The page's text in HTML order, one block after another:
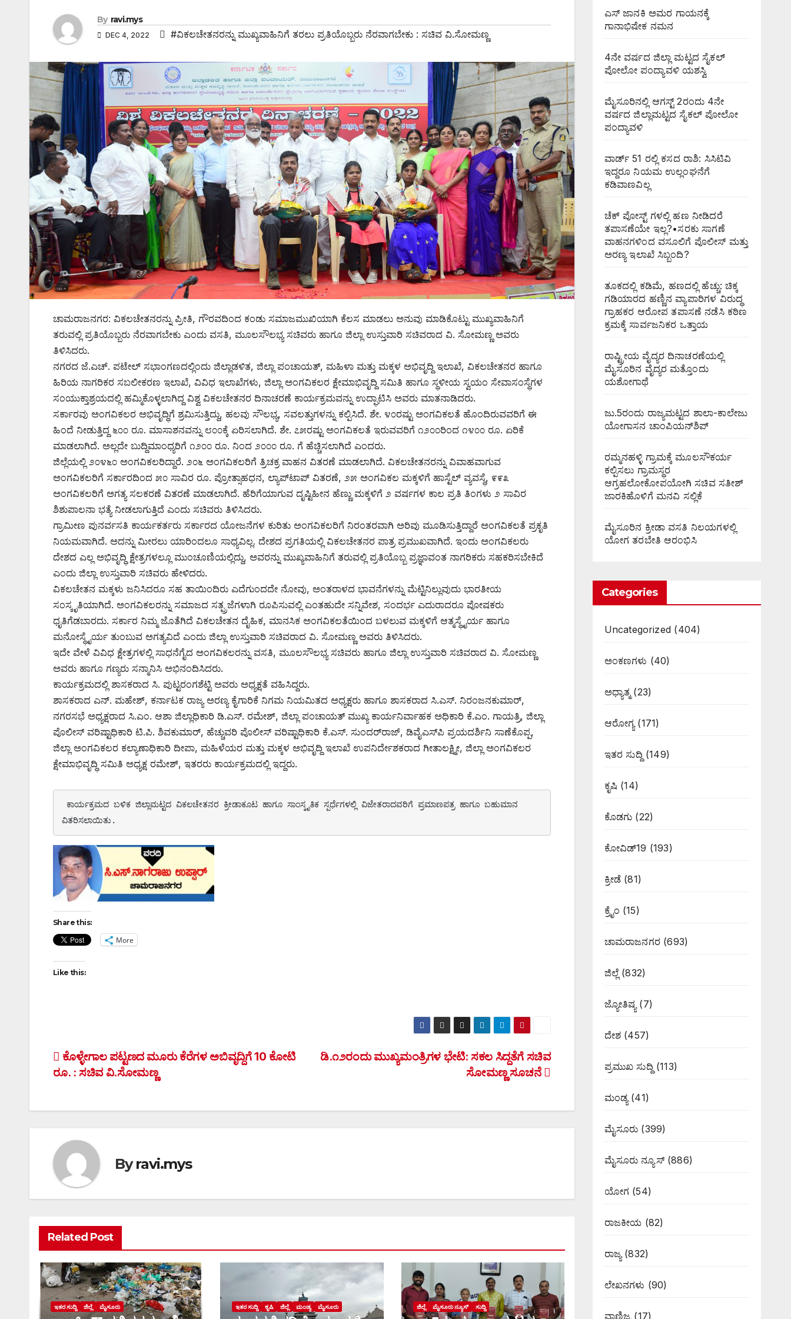
By ravi.mys
DEC 4, 2022 #ವಿಕಲಚೇತನರನ್ನು ಮುಖ್ಯವಾಹಿನಿಗೆ ತರಲು ಪ್ರತಿಯೊಬ್ಬರು ನೆರವಾಗಬೇಕು : ಸಚಿವ ವಿ.ಸೋಮಣ್ಣ
ಚಾಮರಾಜನಗರ: ವಿಕಲಚೇತನರನ್ನು ಪ್ರೀತಿ, ಗೌರವದಿಂದ ಕಂಡು ಸಮಾಜಮುಖಿಯಾಗಿ ಕೆಲಸ ಮಾಡಲು ಅನುವು ಮಾಡಿಕೊಟ್ಟು ಮುಖ್ಯವಾಹಿನಿಗೆ
ತರುವಲ್ಲಿ ಪ್ರತಿಯೊಬ್ಬರು ನೆರವಾಗಬೇಕು ಎಂದು ವಸತಿ, ಮೂಲಸೌಲಭ್ಯ ಸಚಿವರು ಹಾಗೂ ಜಿಲ್ಲಾ ಉಸ್ತುವಾರಿ ಸಚಿವರಾದ ವಿ. ಸೋಮಣ್ಣ ಅವರು
ತಿಳಿಸಿದರು.
ನಗರದ ಜೆ.ಎಚ್. ಪಟೇಲ್ ಸಭಾಂಗಣದಲ್ಲಿಂದು ಜಿಲ್ಲಾಡಳಿತ, ಜಿಲ್ಲಾ ಪಂಚಾಯತ್, ಮಹಿಳಾ ಮತ್ತು ಮಕ್ಕಳ ಅಭಿವೃದ್ದಿ ಇಲಾಖೆ, ವಿಕಲಚೇತನರ ಹಾಗೂ
ಹಿರಿಯ ನಾಗರಿಕರ ಸಬಲೀಕರಣ ಇಲಾಖೆ, ವಿವಿಧ ಇಲಾಖೆಗಳು, ಜಿಲ್ಲಾ ಅಂಗವಿಕಲರ ಕ್ಷೇಮಾಭಿವೃದ್ದಿ ಸಮಿತಿ ಹಾಗೂ ಸ್ಥಳೀಯ ಸ್ವಯಂ ಸೇವಾಸಂಸ್ಥೆಗಳ
ಸಂಯುಕ್ತಾಶ್ರಯದಲ್ಲಿ ಹಮ್ಮಿಕೊಳ್ಳಲಾಗಿದ್ದ ವಿಶ್ವ ವಿಕಲಚೇತನರ ದಿನಾಚರಣೆ ಕಾರ್ಯಕ್ರಮವನ್ನು ಉದ್ಘಾಟಿಸಿ ಅವರು ಮಾತನಾಡಿದರು.
ಸರ್ಕಾರವು ಅಂಗವಿಕಲರ ಅಭಿವೃದ್ಧಿಗೆ ಶ್ರಮಿಸುತ್ತಿದ್ದು, ಹಲವು ಸೌಲಭ್ಯ, ಸವಲತ್ತುಗಳನ್ನು ಕಲ್ಪಿಸಿದೆ. ಶೇ. ೪೦ರಷ್ಟು ಅಂಗವಿಕಲತೆ ಹೊಂದಿರುವವರಿಗೆ ಈ
ಹಿಂದೆ ನೀಡುತ್ತಿದ್ದ ೬೦೦ ರೂ. ಮಾಸಾಶನವನ್ನು ೮೦೦ಕ್ಕೆ ಏರಿಸಲಾಗಿದೆ. ಶೇ. ೭೫ರಷ್ಟು ಅಂಗವಿಕಲತೆ ಇರುವವರಿಗೆ ೧೨೦೦ರಿಂದ ೧೪೦೦ ರೂ. ಏರಿಕೆ
ಮಾಡಲಾಗಿದೆ. ಅಲ್ಲದೇ ಬುದ್ದಿಮಾಂಧ್ಯರಿಗೆ ೧೨೦೦ ರೂ. ನಿಂದ ೨೦೦೦ ರೂ. ಗೆ ಹೆಚ್ಚಿಸಲಾಗಿದೆ ಎಂದರು.
ಜಿಲ್ಲೆಯಲ್ಲಿ ೨೦೪೬೦ ಅಂಗವಿಕಲರಿದ್ದಾರೆ. ೨೦೬ ಅಂಗವಿಕಲರಿಗೆ ತ್ರಿಚಕ್ರ ವಾಹನ ವಿತರಣೆ ಮಾಡಲಾಗಿದೆ. ವಿಕಲಚೇತನರನ್ನು ವಿವಾಹವಾಗುವ
ಅಂಗವಿಕಲರಿಗೆ ಸರ್ಕಾರದಿಂದ ೫೦ ಸಾವಿರ ರೂ. ಪ್ರೋತ್ಸಾಹಧನ, ಲ್ಯಾಪ್‌ಟಾಪ್ ವಿತರಣೆ, ೨೫ ಅಂಗವಿಕಲ ಮಕ್ಕಳಿಗೆ ಹಾಸ್ಟೆಲ್ ವ್ಯವಸ್ಥೆ, ೯೯೩
ಅಂಗವಿಕಲರಿಗೆ ಅಗತ್ಯ ಸಲಕರಣೆ ವಿತರಣೆ ಮಾಡಲಾಗಿದೆ. ಹೆರಿಗೆಯಾಗುವ ದೃಷ್ಟಿಹೀನ ಹೆಣ್ಣು ಮಕ್ಕಳಿಗೆ ೨ ವರ್ಷಗಳ ಕಾಲ ಪ್ರತಿ ತಿಂಗಳು ೨ ಸಾವಿರ
ಶಿಶುಪಾಲನಾ ಭತ್ಯೆ ನೀಡಲಾಗುತ್ತಿದೆ ಎಂದು ಸಚಿವರು ತಿಳಿಸಿದರು.
ಗ್ರಾಮೀಣ ಪುನರ್ವಸತಿ ಕಾರ್ಯಕರ್ತರು ಸರ್ಕಾರದ ಯೋಜನೆಗಳ ಕುರಿತು ಅಂಗವಿಕಲರಿಗೆ ನಿರಂತರವಾಗಿ ಅರಿವು ಮೂಡಿಸುತ್ತಿದ್ದಾರೆ ಅಂಗವಿಕಲತೆ ಪ್ರಕೃತಿ
ನಿಯಮವಾಗಿದೆ. ಅದನ್ನು ಮೀರಲು ಯಾರಿಂದಲೂ ಸಾಧ್ಯವಿಲ್ಲ. ದೇಶದ ಪ್ರಗತಿಯಲ್ಲಿ ವಿಕಲಚೇತನರ ಪಾತ್ರ ಪ್ರಮುಖವಾಗಿದೆ. ಇಂದು ಅಂಗವಿಕಲರು
ದೇಶದ ಎಲ್ಲ ಅಭಿವೃದ್ಧಿ ಕ್ಷೇತ್ರಗಳಲ್ಲೂ ಮುಂಚೂಣಿಯಲ್ಲಿದ್ದು, ಅವರನ್ನು ಮುಖ್ಯವಾಹಿನಿಗೆ ತರುವಲ್ಲಿ ಪ್ರತಿಯೊಬ್ಬ ಪ್ರಜ್ಞಾವಂತ ನಾಗರಿಕರು ಸಹಕರಿಸಬೇಕಿದೆ
ಎಂದು ಜಿಲ್ಲಾ ಉಸ್ತುವಾರಿ ಸಚಿವರು ಹೇಳಿದರು.
ವಿಕಲಚೇತನ ಮಕ್ಕಳು ಜನಿಸಿದರೂ ಸಹ ತಾಯಿಂದಿರು ಎದೆಗುಂದದೇ ನೋವು, ಅಂತರಾಳದ ಭಾವನೆಗಳನ್ನು ಮೆಟ್ಟಿನಿಲ್ಲುವುದು ಭಾರತೀಯ
ಸಂಸ್ಕೃತಿಯಾಗಿದೆ. ಅಂಗವಿಕಲರನ್ನು ಸಮಾಜದ ಸತ್ಪ್ರಜೆಗಳಾಗಿ ರೂಪಿಸುವಲ್ಲಿ ಎಂತಹುದೇ ಸನ್ನಿವೇಶ, ಸಂದರ್ಭ ಎದುರಾದರೂ ಪೋಷಕರು
ಧೃತಿಗೆಡಬಾರದು. ಸರ್ಕಾರ ನಿಮ್ಮ ಜೊತೆಗಿದೆ ವಿಕಲಚೇತನ ದೈಹಿಕ, ಮಾನಸಿಕ ಅಂಗವಿಕಲತೆಯಿಂದ ಬಳಲುವ ಮಕ್ಕಳಿಗೆ ಆತ್ಮಸ್ಥೈರ್ಯ ಹಾಗೂ
ಮನೋಸ್ಥೈರ್ಯ ತುಂಬುವ ಅಗತ್ಯವಿದೆ ಎಂದು ಜಿಲ್ಲಾ ಉಸ್ತುವಾರಿ ಸಚಿವರಾದ ವಿ. ಸೋಮಣ್ಣ ಅವರು ತಿಳಿಸಿದರು.
ಇದೇ ವೇಳೆ ವಿವಿಧ ಕ್ಷೇತ್ರಗಳಲ್ಲಿ ಸಾಧನೆಗೈದ ಅಂಗವಿಕಲರನ್ನು ವಸತಿ, ಮೂಲಸೌಲಭ್ಯ ಸಚಿವರು ಹಾಗೂ ಜಿಲ್ಲಾ ಉಸ್ತುವಾರಿ ಸಚಿವರಾದ ವಿ. ಸೋಮಣ್ಣ
ಅವರು ಹಾಗೂ ಗಣ್ಯರು ಸನ್ಮಾನಿಸಿ ಅಭಿನಂದಿಸಿದರು.
ಕಾರ್ಯಕ್ರಮದಲ್ಲಿ ಶಾಸಕರಾದ ಸಿ. ಪುಟ್ಟರಂಗಶೆಟ್ಟಿ ಅವರು ಅಧ್ಯಕ್ಷತೆ ವಹಿಸಿದ್ದರು.
ಶಾಸಕರಾದ ಎನ್. ಮಹೇಶ್, ಕರ್ನಾಟಕ ರಾಜ್ಯ ಅರಣ್ಯ ಕೈಗಾರಿಕೆ ನಿಗಮ ನಿಯಮಿತದ ಅಧ್ಯಕ್ಷರು ಹಾಗೂ ಶಾಸಕರಾದ ಸಿ.ಎಸ್. ನಿರಂಜನಕುಮಾರ್,
ನಗರಸಭೆ ಅಧ್ಯಕ್ಷರಾದ ಸಿ.ಎಂ. ಆಶಾ ಜಿಲ್ಲಾಧಿಕಾರಿ ಡಿ.ಎಸ್. ರಮೇಶ್, ಜಿಲ್ಲಾ ಪಂಚಾಯತ್ ಮುಖ್ಯ ಕಾರ್ಯನಿರ್ವಾಹಕ ಅಧಿಕಾರಿ ಕೆ.ಎಂ. ಗಾಯತ್ರಿ, ಜಿಲ್ಲಾ
ಪೊಲೀಸ್ ವರಿಷ್ಟಾಧಿಕಾರಿ ಟಿ.ಪಿ. ಶಿವಕುಮಾರ್, ಹೆಚ್ಚುವರಿ ಪೊಲೀಸ್ ವರಿಷ್ಟಾಧಿಕಾರಿ ಕೆ.ಎಸ್. ಸುಂದರ್‌ರಾಜ್, ಡಿವೈಎಸ್‌ಪಿ ಪ್ರಯದರ್ಶಿನಿ ಸಾಣೆಕೊಪ್ಪ,
ಜಿಲ್ಲಾ ಅಂಗವಿಕಲರ ಕಲ್ಯಾಣಾಧಿಕಾರಿ ದೀಪಾ, ಮಹಿಳೆಯರ ಮತ್ತು ಮಕ್ಕಳ ಅಭಿವೃದ್ದಿ ಇಲಾಖೆ ಉಪನಿರ್ದೇಶಕರಾದ ಗೀತಾಲಕ್ಷ್ಮೀ, ಜಿಲ್ಲಾ ಅಂಗವಿಕಲರ
ಕ್ಷೇಮಾಭಿವೃದ್ಧಿ ಸಮಿತಿ ಅಧ್ಯಕ್ಷ ರಮೇಶ್, ಇತರರು ಕಾರ್ಯಕ್ರಮದಲ್ಲಿ ಇದ್ದರು.
ವಿತರಿಸಲಾಯಿತು.
Share this:
More
Like this:
Post
ಡಿ.೧೨ರಂದು ಮುಖ್ಯಮಂತ್ರಿಗಳ ಭೇಟಿ: ಸಕಲ ಸಿದ್ದತೆಗೆ ಸಚಿವ
ಸೋಮಣ್ಣ ಸೂಚನೆ
ಕೊಳ್ಳೇಗಾಲ ಪಟ್ಟಣದ ಮೂರು ಕೆರೆಗಳ ಅಬಿವೃದ್ದಿಗೆ 10 ಕೋಟಿ
ರೂ. : ಸಚಿವ ವಿ.ಸೋಮಣ್ಣ
Byravi.mys
Related Post
ಇತರ ಸುದ್ದಿ ಜಿಲ್ಲೆ ಮೈಸೂರು ಇತರ ಸುದ್ದಿ ಕೃಷಿ ಜಿಲ್ಲೆ ಮಂಡ್ಯ ಮೈಸೂರು ಜಿಲ್ಲೆ ಮೈಸೂರು ನ್ಯೂಸ್ ಸುದ್ದಿ
ಎಸ್ ಜಾನಕಿ ಅಮರ ಗಾಯನಕ್ಕೆ
ಗಾನಾಭಿಷೇಕ ನಮನ
4ನೇ ವರ್ಷದ ಜಿಲ್ಲಾ ಮಟ್ಟದ ಸೈಕಲ್
ಪೋಲೋ ಪಂದ್ಯಾವಳಿ ಯಶಸ್ವಿ
ಮೈಸೂರಿನಲ್ಲಿ ಆಗಸ್ಟ್‌ 2ರಂದು 4ನೇ
ವರ್ಷದ ಜಿಲ್ಲಾಮಟ್ಟದ ಸೈಕಲ್ ಪೋಲೋ
ಪಂದ್ಯಾವಳಿ
ವಾರ್ಡ್ 51 ರಲ್ಲಿ ಕಸದ ರಾಶಿ: ಸಿಸಿಟಿವಿ
ಇದ್ದರೂ ನಿಯಮ ಉಲ್ಲಂಘನೆಗೆ
ಕಡಿವಾಣವಿಲ್ಲ
ಚೆಕ್ ಪೋಸ್ಟ್ ಗಳಲ್ಲಿ ಹಣ ನೀಡಿದರೆ
ತಪಾಸಣೆಯೇ ಇಲ್ಲ?•ಸರಕು ಸಾಗಣೆ
ವಾಹನಗಳಿಂದ ವಸೂಲಿಗೆ ಪೊಲೀಸ್ ಮತ್ತು
ಅರಣ್ಯ ಇಲಾಖೆ ಸಿಬ್ಬಂದಿ?
ತೂಕದಲ್ಲಿ ಕಡಿಮೆ, ಹಣದಲ್ಲಿ ಹೆಚ್ಚು: ಚಿಕ್ಕ
ಗಡಿಯಾರದ ಹಣ್ಣಿನ ವ್ಯಾಪಾರಿಗಳ ವಿರುದ್ಧ
ಗ್ರಾಹಕರ ಆರೋಪ ತಪಾಸಣೆ ನಡೆಸಿ ಕಠಿಣ
ಕ್ರಮಕ್ಕೆ ಸಾರ್ವಜನಿಕರ ಒತ್ತಾಯ
ರಾಷ್ಟ್ರೀಯ ವೈದ್ಯರ ದಿನಾಚರಣೆಯಲ್ಲಿ
ಮೈಸೂರಿನ ವೈದ್ಯರ ಮತ್ತೊಂದು
ಯಶೋಗಾಥೆ
ಜು.5ರಂದು ರಾಜ್ಯಮಟ್ಟದ ಶಾಲಾ-ಕಾಲೇಜು
ಯೋಗಾಸನ ಚಾಂಪಿಯನ್‌ಶಿಪ್
ರಮ್ಮನಹಳ್ಳಿ ಗ್ರಾಮಕ್ಕೆ ಮೂಲಸೌಕರ್ಯ
ಕಲ್ಪಿಸಲು ಗ್ರಾಮಸ್ಥರ
ಆಗ್ರಹಲೋಕೋಪಯೋಗಿ ಸಚಿವ ಸತೀಶ್
ಜಾರಕಿಹೊಳಿಗೆ ಮನವಿ ಸಲ್ಲಿಕೆ
ಮೈಸೂರಿನ ಕ್ರೀಡಾ ವಸತಿ ನಿಲಯಗಳಲ್ಲಿ
ಯೋಗ ತರಬೇತಿ ಆರಂಭಿಸಿ
Categories
Uncategorized (404)
ಅಂಕಣಗಳು (40)
ಅಧ್ಯಾತ್ಮ(23)
ಆರೋಗ್ಯ(171)
ಇತರ ಸುದ್ದಿ (149)
ಕೃಷಿ (14)
ಕೊಡಗು (22)
ಕೋವಿಡ್19 (193)
ಕ್ರೀಡೆ(81)
ಕ್ರೈಂ (15)
ಚಾಮರಾಜನಗರ(693)
ಜಿಲ್ಲೆ(832)
ಜ್ಯೋತಿಷ್ಯ (7)
ದೇಶ(457)
ಪ್ರಮುಖ ಸುದ್ದಿ (113)
ಮಂಡ್ಯ(41)
ಮೈಸೂರು (399)
ಮೈಸೂರು ನ್ಯೂಸ್(886)
ಯೋಗ (54)
ರಾಜಕೀಯ (82)
ರಾಜ್ಯ(832)
ಲೇಖನಗಳು (90)
ವಾಣಿಜ್ಯ(17)